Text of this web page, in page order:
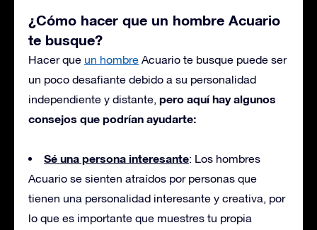
¿Cómo hacer que un hombre Acuario
te busque?
Hacer que un hombre Acuario te busque puede ser
un poco desafiante debido a su personalidad
independiente y distante, pero aquí hay algunos
consejos que podrían ayudarte:
Sé una persona interesante: Los hombres
Acuario se sienten atraídos por personas que
tienen una personalidad interesante y creativa, por
lo que es importante que muestres tu propia